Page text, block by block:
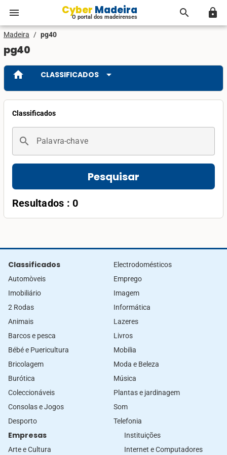
menu Cyber Madeira
O portal dos madeirenses search lock
Madeira / pg40
pg40
home CLASSIFICADOS arrow_drop_down
Classificados
search Palavra-chave
Pesquisar
Resultados : 0
Classificados
Automòveis
Imobiliário
2 Rodas
Animais
Barcos e pesca
Bébé e Puericultura
Bricolagem
Burótica
Coleccionáveis
Consolas e Jogos
Desporto
Electrodomésticos
Emprego
Imagem
Informática
Lazeres
Livros
Mobilia
Moda e Beleza
Música
Plantas e jardinagem
Som
Telefonia
Empresas
Arte e Cultura
Instituições
Internet e Computadores